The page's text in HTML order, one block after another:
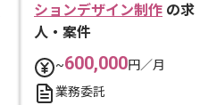
ションデザイン制作 の求
人・案件
~600,000円／月
業務委託